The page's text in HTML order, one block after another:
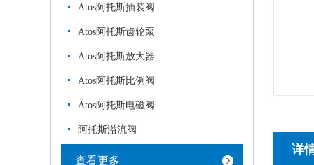
Atos阿托斯插装阀
Atos阿托斯齿轮泵
Atos阿托斯放大器
Atos阿托斯比例阀
Atos阿托斯电磁阀
阿托斯溢流阀
查看更多
详